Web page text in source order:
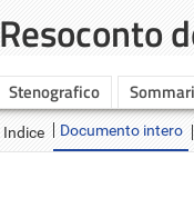
Resoconto
Stenografico
Indice Documento intero